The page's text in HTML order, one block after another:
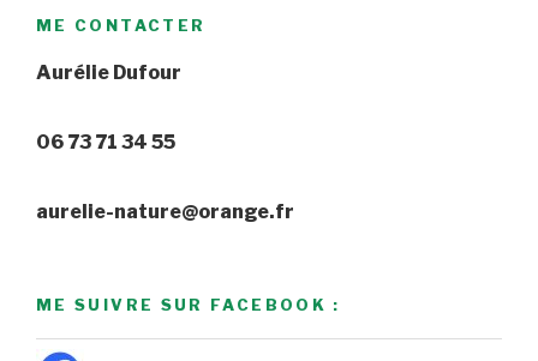
ME CONTACTER
Aurélie Dufour
06 73 71 34 55
aurelie-nature@orange.fr
ME SUIVRE SUR FACEBOOK :